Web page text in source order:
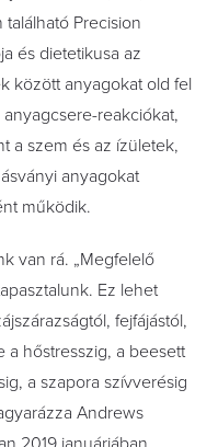
Precision
és dietetikusa az
között anyagokat old fel
reakciókat,
a szem és az ízületek,
anyagokat
működik.
van rá. „Megfelelő
Ez lehet
fejfájástól,
a hőstresszig, a beesett
a szapora szívverésig
Andrews